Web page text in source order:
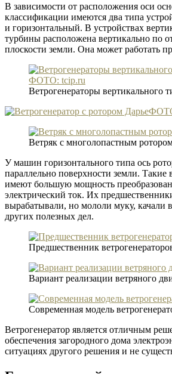
В зависимости от расположения оси
классификации имеются два типа
и горизонтальный. В устройствах
турбины расположена вертикально по
плоскости земли. Она может работать
ФОТО: tcip.ru
Ветрогенераторы вертикального
Ветряк с многолопастным
У машин горизонтального типа ось
параллельно поверхности земли. Такие
имеют большую мощность
электрический ток. Их
вырабатывали, но мололи муку, качали
других полезных дел.
Предшественник
Вариант реализации ветряного
Современная модель
Ветрогенератор является отличным
обеспечения загородного дома
ситуациях другого решения и не